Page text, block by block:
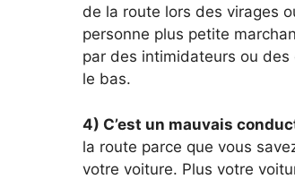
de la route lors des virages
personne plus petite
par des intimidateurs ou des
le bas.
4) C’est un mauvais
la route parce que vous
votre voiture. Plus votre